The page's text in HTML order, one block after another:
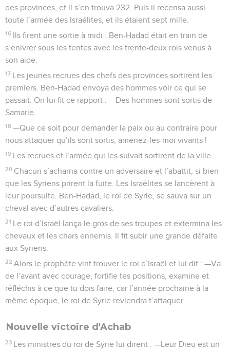
des provinces, et il s’en trouva 232. Puis il recensa aussi
toute l’armée des Israélites, et ils étaient sept mille.
16 Ils firent une sortie à midi : Ben-Hadad était en train de
s’enivrer sous les tentes avec les trente-deux rois venus à
son aide.
17 Les jeunes recrues des chefs des provinces sortirent les
premiers. Ben-Hadad envoya des hommes voir ce qui se
passait. On lui fit ce rapport : —Des hommes sont sortis de
Samarie.
18 —Que ce soit pour demander la paix ou au contraire pour
nous attaquer qu’ils sont sortis, amenez-les-moi vivants !
19 Les recrues et l’armée qui les suivait sortirent de la ville.
20 Chacun s’acharna contre un adversaire et l’abattit, si bien
que les Syriens prirent la fuite. Les Israélites se lancèrent à
leur poursuite. Ben-Hadad, le roi de Syrie, se sauva sur un
cheval avec d’autres cavaliers.
21 Le roi d’Israël lança le gros de ses troupes et extermina les
chevaux et les chars ennemis. Il fit subir une grande défaite
aux Syriens.
22 Alors le prophète vint trouver le roi d’Israël et lui dit : —Va
de l’avant avec courage, fortifie tes positions, examine et
réfléchis à ce que tu dois faire, car l’année prochaine à la
même époque, le roi de Syrie reviendra t’attaquer.
Nouvelle victoire d'Achab
23 Les ministres du roi de Syrie lui dirent : —Leur Dieu est un